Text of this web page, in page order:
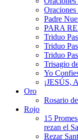
Padre
PARA
Triduo
Triduo
Triduo
Trisagio
Yo
¡JESÚS,
Oro
Rosario
Rojo
15
rezan el
Rezar